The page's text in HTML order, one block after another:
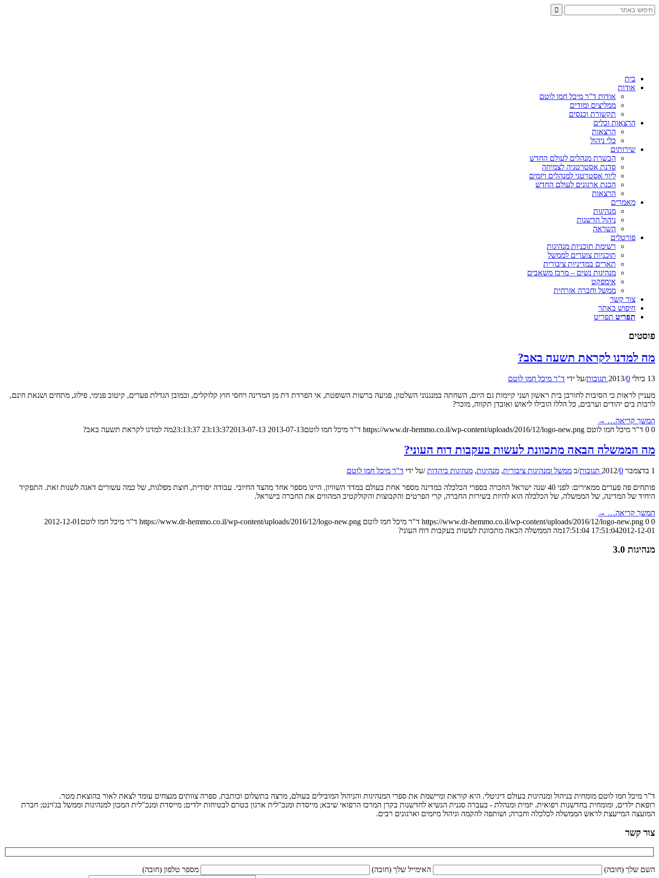
בית
אודות
אודות ד”ר מיכל חמו לוטם
ממליצים ומודים
תקשורת וכנסים
הרצאות וכלים
הרצאות
כלי ניהול
שירותים
הכשרת מנהלים לעולם החדש
סדנת אסטרטגיה לצמיחה
ליווי אסטרטגי למנהלים ויזמים
הכנת ארגונים לעולם החדש
הרצאות
מאמרים
מנהיגות
ניהול חדשנות
השראה
פורטלים
רשימת תוכניות מנהיגות
תוכניות צוערים לממשל
תארים במדיניות ציבורית
מנהיגות נשים – מרכז משאבים
אימפקט
ממשל וחברה אזרחית
צור קשר
חיפוש באתר
תפריט תפריט
פוסטים
מה למדנו לקראת תשעה באב?
13 ביולי 2013 /0 תגובות /על ידי ד"ר מיכל חמו לוטם
מעניין לראות כי הסיבות לחורבן בית ראשון ושני קיימות גם היום, השחתה במנגנוני השלטון, פגיעה ברשות השופטת, אי הפרדת דת מן המדינה ויחסי חוץ קלוקלים, וכמובן הגדלת פערים, קיטוב פנימי, פילוג, מתחים ושנאת חינם,
לרבות בים יהודים וערבים, כל הללו הובילו ליאוש ואובדן תקווה, מוכר?
המשך קריאה… →
0
0 ד"ר מיכל חמו לוטם https://www.dr-hemmo.co.il/wp-content/uploads/2016/12/logo-new.png ד"ר מיכל חמו לוטם2013-07-13 23:13:37
2013-07-13 23:13:37 מה למדנו לקראת תשעה באב?
מה הממשלה הבאה מתכוונת לעשות בעקבות דוח העוני?
1 בדצמבר 2012 /0 תגובות /ב ממשל ומנהיגות ציבורית, מנהיגות, מנהיגות ביהדות /על ידי ד"ר מיכל חמו לוטם
פותחים פה פערים ממאירים: לפני 40 שנה ישראל הוזכרה בספרי הכלכלה כמדינה מספר אחת בעולם במדד השוויון. היינו מספר אחד מהצד החיובי. עבודה יסודית, חוצת מפלגות, של כמה עשורים דאגה לשנות זאת. התפקיד
היחיד של המדינה, של הממשלה, של הכלכלה הוא להיות בשירות החברה, קרי הפרטים והקבוצות והקולקטיב המהווים את החברה בישראל.
המשך קריאה… →
https://www.dr-hemmo.co.il/wp-content/uploads/2016/12/logo-new.png 0 0 ד"ר מיכל חמו לוטם https://www.dr-hemmo.co.il/wp-content/uploads/2016/12/logo-new.png ד"ר מיכל חמו לוטם 2012-12-01
17:51:042012-12-01 17:51:04 מה הממשלה הבאה מתכוונת לעשות בעקבות דוח העוני?
מנהיגות 3.0
ד”ר מיכל חמו לוטם מומחית בניהול ומנהיגות בעולם דיגיטלי. היא קוראת ומיישמת את ספרי המנהיגות והניהול המובילים בעולם, מרצה בתשלום וכותבת. ספרה צוותים מנצחים עומד לצאת לאור בהוצאת מטר.
רופאת ילדים, ומומחית בחדשנות רפואית. יזמית ומנהלת - בעברה סגנית הנשיא לחדשנות בקרן המרכז הרפואי שיבא; מייסדת ומנכ"לית ארגון בטרם לבטיחות ילדים; מייסדת ומנכ"לית המכון למנהיגות וממשל בג'וינט; חברת
המועצה המייעצת לראש הממשלה לכלכלה וחברה; ושותפה להקמה וניהול מיזמים וארגונים רבים.
צור קשר
השם שלך (חובה) האימייל שלך (חובה) מספר טלפון (חובה)